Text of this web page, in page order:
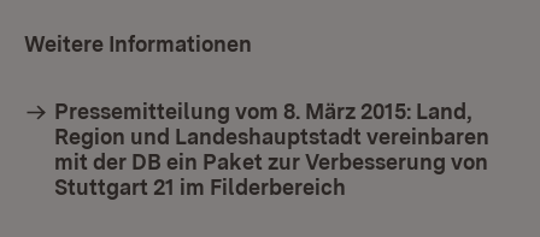
Weitere Informationen
Pressemitteilung vom 8. März 2015: Land,
Region und Landeshauptstadt vereinbaren
mit der DB ein Paket zur Verbesserung von
Stuttgart 21 im Filderbereich